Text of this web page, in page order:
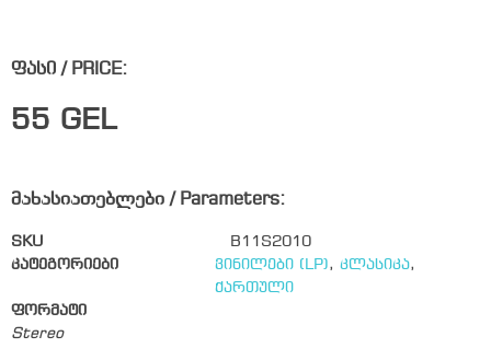
ფასი / PRICE:
55 GEL
მახასიათებლები / Parameters:
SKU
B11S2010
კატეგორიები
ვინილები (LP),კლასიკა,
ქართული
ფორმატი
Stereo